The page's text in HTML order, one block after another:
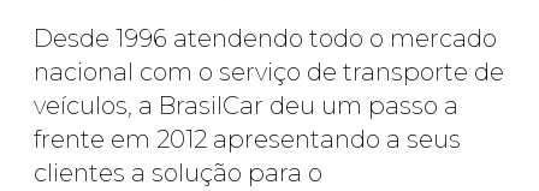
Desde 1996 atendendo todo o mercado
nacional com o serviço de transporte de
veículos, a BrasilCar deu um passo a
frente em 2012 apresentando a seus
clientes a solução para o